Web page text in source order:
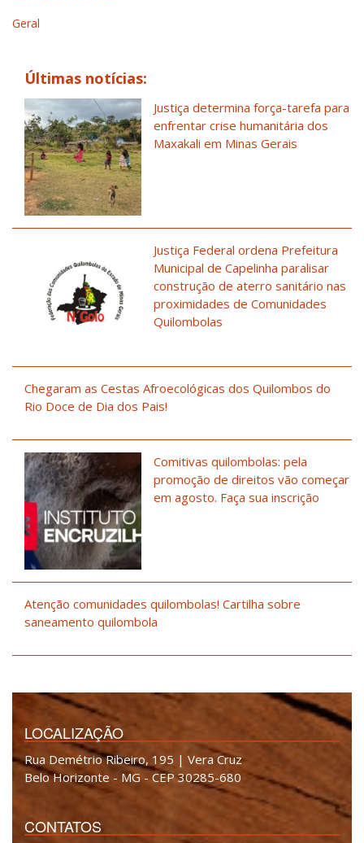
Geral
Últimas notícias:
Justiça determina força-tarefa para
enfrentar crise humanitária dos
Maxakali em Minas Gerais
Justiça Federal ordena Prefeitura
Municipal de Capelinha paralisar
construção de aterro sanitário nas
proximidades de Comunidades
Quilombolas
Chegaram as Cestas Afroecológicas dos Quilombos do
Rio Doce de Dia dos Pais!
Comitivas quilombolas: pela
promoção de direitos vão começar
em agosto. Faça sua inscrição
Atenção comunidades quilombolas! Cartilha sobre
saneamento quilombola
LOCALIZAÇÃO
Rua Demétrio Ribeiro, 195 | Vera Cruz
Belo Horizonte - MG - CEP 30285-680
CONTATOS